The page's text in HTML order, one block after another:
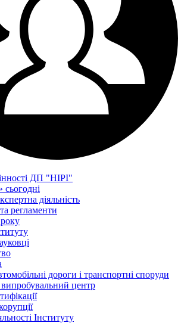
ДП "НІРІ"
діяльність
регламенти
дороги і транспортні споруди
центр
Інституту